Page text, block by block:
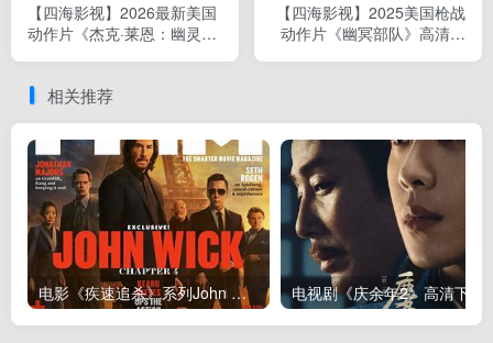
【四海影视】2026最新美国
动作片《杰克·莱恩：幽灵之
【四海影视】2025美国枪战
动作片《幽冥部队》高清下
相关推荐
电影《疾速追杀》系列John Wick（1~5部）全集下载，更新2025芭蕾杀姬